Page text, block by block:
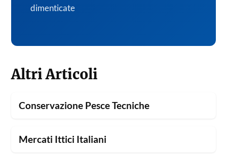
dimenticate
Altri Articoli
Conservazione Pesce Tecniche
Mercati Ittici Italiani